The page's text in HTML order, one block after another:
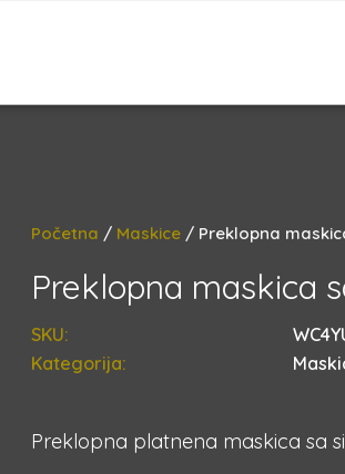
Početna / Maskice / Preklopna
Preklopna maskica
SKU:
Kategorija:
Preklopna platnena maskica sa